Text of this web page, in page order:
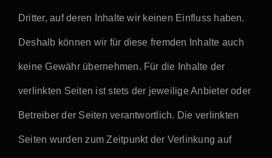
Dritter, auf deren Inhalte wir keinen Einfluss haben.
Deshalb können wir für diese fremden Inhalte auch
keine Gewähr übernehmen. Für die Inhalte der
verlinkten Seiten ist stets der jeweilige Anbieter oder
Betreiber der Seiten verantwortlich. Die verlinkten
Seiten wurden zum Zeitpunkt der Verlinkung auf